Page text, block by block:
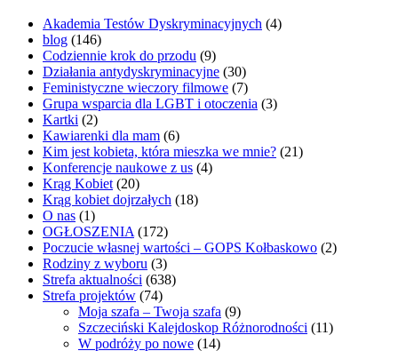
Akademia Testów Dyskryminacyjnych (4)
blog (146)
Codziennie krok do przodu (9)
Działania antydyskryminacyjne (30)
Feministyczne wieczory filmowe (7)
Grupa wsparcia dla LGBT i otoczenia (3)
Kartki (2)
Kawiarenki dla mam (6)
Kim jest kobieta, która mieszka we mnie? (21)
Konferencje naukowe z us (4)
Krąg Kobiet (20)
Krąg kobiet dojrzałych (18)
O nas (1)
OGŁOSZENIA (172)
Poczucie własnej wartości – GOPS Kołbaskowo (2)
Rodziny z wyboru (3)
Strefa aktualności (638)
Strefa projektów (74)
Moja szafa – Twoja szafa (9)
Szczeciński Kalejdoskop Różnorodności (11)
W podróży po nowe (14)